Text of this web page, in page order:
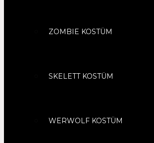
ZOMBIE KOSTÜM
SKELETT KOSTÜM
WERWOLF KOSTÜM